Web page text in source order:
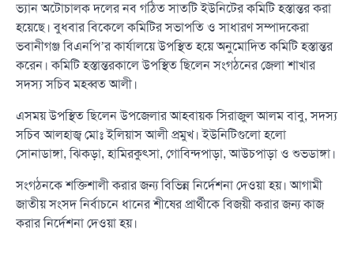
ভ্যান অটোচালক দলের নব গঠিত সাতটি ইউনিটের কমিটি হস্তান্তর করা
হয়েছে। বুধবার বিকেলে কমিটির সভাপতি ও সাধারণ সম্পাদকেরা
ভবানীগঞ্জ বিএনপি’র কার্যালয়ে উপস্থিত হয়ে অনুমোদিত কমিটি হস্তান্তর
করেন। কমিটি হস্তান্তরকালে উপস্থিত ছিলেন সংগঠনের জেলা শাখার
সদস্য সচিব মহব্বত আলী।
এসময় উপস্থিত ছিলেন উপজেলার আহবায়ক সিরাজুল আলম বাবু, সদস্য
সচিব আলহাজ্ব মোঃ ইলিয়াস আলী প্রমুখ। ইউনিটিগুলো হলো
সোনাডাঙ্গা, ঝিকড়া, হামিরকুৎসা, গোবিন্দপাড়া, আউচপাড়া ও শুভডাঙ্গা।
সংগঠনকে শক্তিশালী করার জন্য বিভিন্ন নির্দেশনা দেওয়া হয়। আগামী
জাতীয় সংসদ নির্বাচনে ধানের শীষের প্রার্থীকে বিজয়ী করার জন্য কাজ
করার নির্দেশনা দেওয়া হয়।